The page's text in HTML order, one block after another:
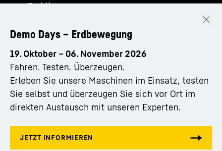
Demo Days – Erdbewegung
19. Oktober – 06. November 2026
Fahren. Testen. Überzeugen.
Erleben Sie unsere Maschinen im Einsatz, testen
Sie selbst und überzeugen Sie sich vor Ort im
direkten Austausch mit unseren Experten.
Funktionen